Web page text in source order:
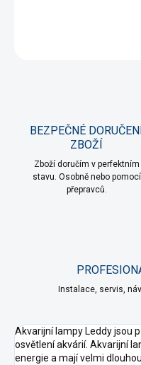
BEZPEČNÉ DORUČENÍ
ZBOŽÍ
Zboží doručím v perfektním
stavu. Osobně nebo pomocí
přepravců.
Instalace, servis,
Akvarijní lampy Leddy jsou
osvětlení akvárií. Akvarijní
energie a mají velmi